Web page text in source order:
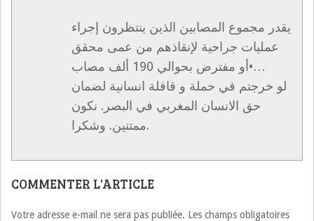
يقدر مجموع المصابين الذين ينتظرون إجراء
عمليات جراحية لإنقاذهم من عمى محقق
أو مفترض بحوالي 190 ألف مصاب•…
لو خرجتم في حملة و قافلة انسانية لضمان
حق الانسان المغربي في البصر. نكون
ممتنين. وشكرا.
COMMENTER L'ARTICLE
Votre adresse e-mail ne sera pas publiée. Les champs obligatoires